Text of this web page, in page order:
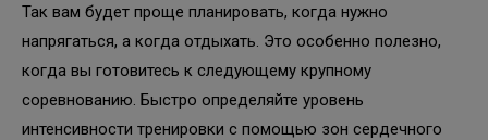
Так вам будет проще планировать, когда нужно
напрягаться, а когда отдыхать. Это особенно полезно,
когда вы готовитесь к следующему крупному
соревнованию. Быстро определяйте уровень
интенсивности тренировки с помощью зон сердечного